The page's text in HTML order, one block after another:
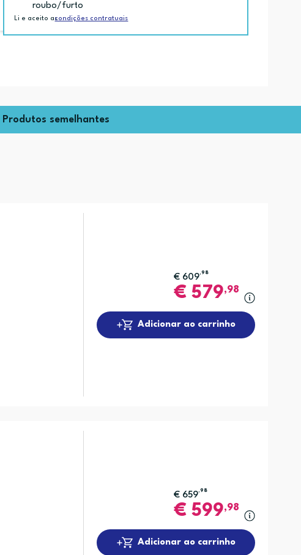
roubo/furto
Li e aceito ascondições contratuais
Produtos semelhantes
€ 609 ,98
€579,98
Adicionar ao carrinho
€ 659 ,98
€599,98
Adicionar ao carrinho